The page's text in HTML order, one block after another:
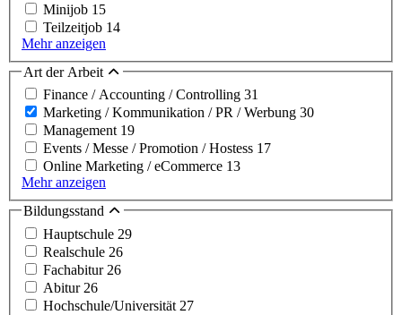
Minijob 15
Teilzeitjob 14
Mehr anzeigen
Art der Arbeit
Finance / Accounting / Controlling 31
Marketing / Kommunikation / PR / Werbung 30
Management 19
Events / Messe / Promotion / Hostess 17
Online Marketing / eCommerce 13
Mehr anzeigen
Bildungsstand
Hauptschule 29
Realschule 26
Fachabitur 26
Abitur 26
Hochschule/Universität 27